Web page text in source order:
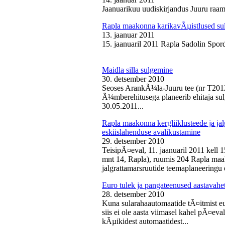
Jaanuarikuu uudiskirjandus Juuru
Rapla maakonna karikavÃµistlused
13. jaanuar 2011
15. jaanuaril 2011 Rapla Sadolin
Maidla silla sulgemine
30. detsember 2010
Seoses ArankÃ¼la-Juuru tee (nr
Ã¼mberehitusega planeerib ehitaja
30.05.2011...
Rapla maakonna kergliiklusteede ja
eskiislahenduse avalikustamine
29. detsember 2010
TeisipÃ¤eval, 11. jaanuaril 2011 kell
mnt 14, Rapla), ruumis 204 Rapla
jalgrattamarsruutide
Euro tulek ja pangateenused
28. detsember 2010
Kuna sularahaautomaatide tÃ¤itmist
siis ei ole aasta viimasel kahel
kÃµikidest automaatidest...